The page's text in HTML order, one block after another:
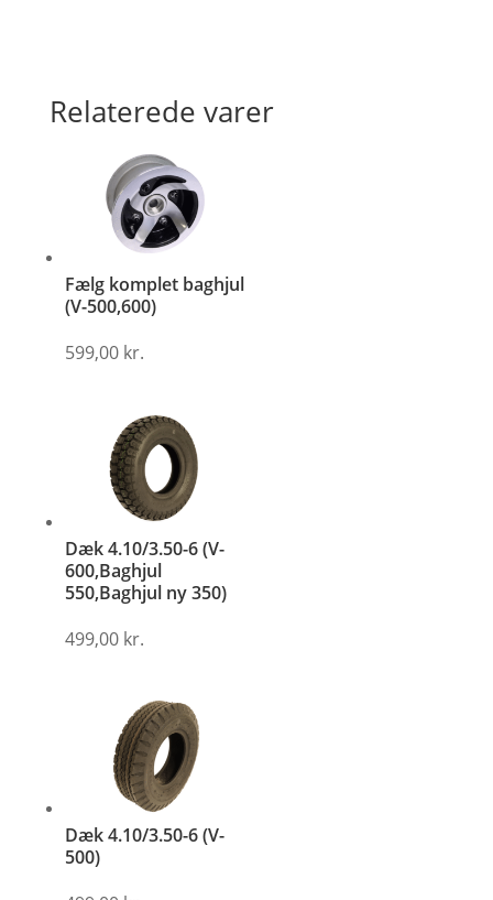
Relaterede varer
Fælg komplet baghjul
(V-500,600)
599,00 kr.
Dæk 4.10/3.50-6 (V-
600,Baghjul
550,Baghjul ny 350)
499,00 kr.
Dæk 4.10/3.50-6 (V-
500)